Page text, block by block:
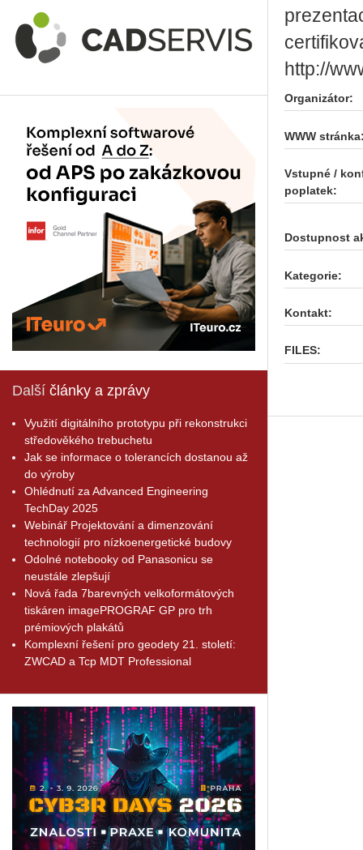
Další články a zprávy
Využití digitálního prototypu při rekonstrukci
středověkého trebuchetu
Jak se informace o tolerancích dostanou až
do výroby
Ohlédnutí za Advanced Engineering
TechDay 2025
Webinář Projektování a dimenzování
technologií pro nízkoenergetické budovy
Odolné notebooky od Panasonicu se
neustále zlepšují
Nová řada 7barevných velkoformátových
tiskáren imagePROGRAF GP pro trh
prémiových plakátů
Komplexní řešení pro geodety 21. století:
ZWCAD a Tcp MDT Professional
http://
Organizátor:
WWW
Vstupné /
poplatek:
Dostupnost
Kategorie:
Kontakt:
FILES: